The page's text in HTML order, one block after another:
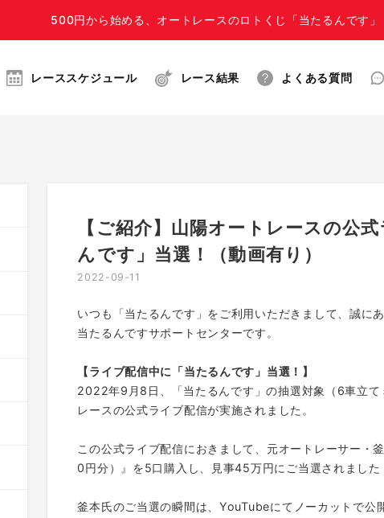
500円から始める、オートレースのロトくじ「当たるんです」
レーススケジュール レース結果 よくある質問
【ご紹介】山陽オートレースの公
んです」当選！（動画有り）
2022-09-11
いつも「当たるんです」をご利用いただきまして、誠に
当たるんですサポートセンターです。
【ライブ配信中に「当たるんです」当選！】
2022年9月8日、「当たるんです」の抽選対象（6車立て
レースの公式ライブ配信が実施されました。
この公式ライブ配信におきまして、元オートレーサー・
0円分）』を5口購入し、見事45万円にご当選されました
釜本氏のご当選の瞬間は、YouTubeにてノーカットで公